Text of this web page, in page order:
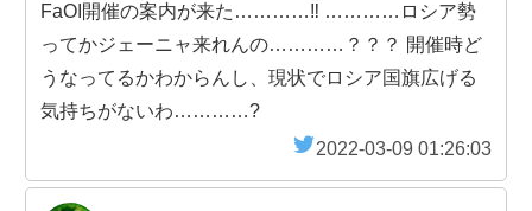
FaOI開催の案内が来た…………‼️ …………ロシア勢
ってかジェーニャ来れんの…………？？？ 開催時ど
うなってるかわからんし、現状でロシア国旗広げる
気持ちがないわ…………?
2022-03-09 01:26:03